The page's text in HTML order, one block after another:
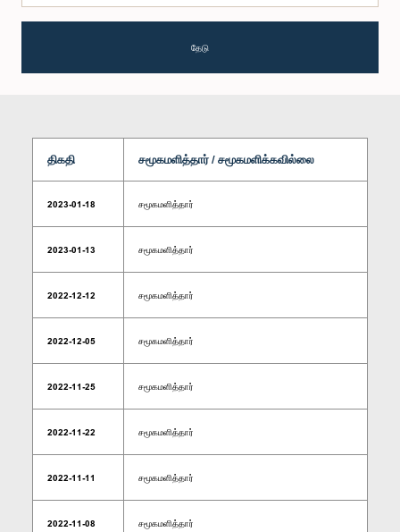
தேடு
திகதி சமூகமளித்தார் / சமூகமளிக்கவில்லை
2023-01-18 சமூகமளித்தார்
2023-01-13 சமூகமளித்தார்
2022-12-12 சமூகமளித்தார்
2022-12-05 சமூகமளித்தார்
2022-11-25 சமூகமளித்தார்
2022-11-22 சமூகமளித்தார்
2022-11-11 சமூகமளித்தார்
2022-11-08 சமூகமளித்தார்